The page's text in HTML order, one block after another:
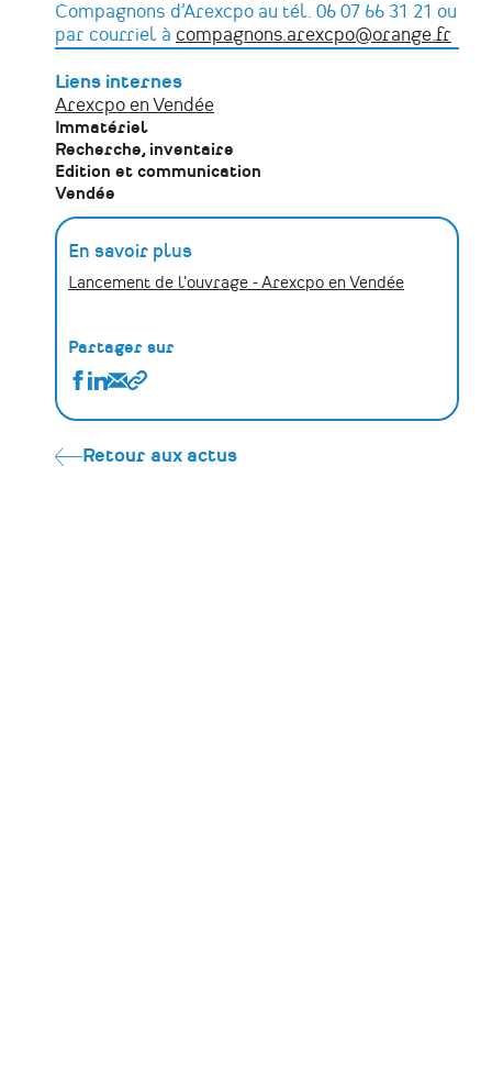
Compagnons d’Arexcpo au tél. 06 07 66 31 21 ou
par courriel à compagnons.arexcpo@orange.fr
Liens internes
Arexcpo en Vendée
Immatériel
Recherche, inventaire
Edition et communication
Vendée
En savoir plus
Lancement de l'ouvrage - Arexcpo en Vendée
Partager sur
Partager
parution :
100
Partager
parution :
100
Partager
parution :
100
lien
Retour aux actus